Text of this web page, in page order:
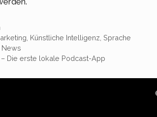
Künstliche Intelligenz Sprache
News
– Die erste lokale Podcast-App